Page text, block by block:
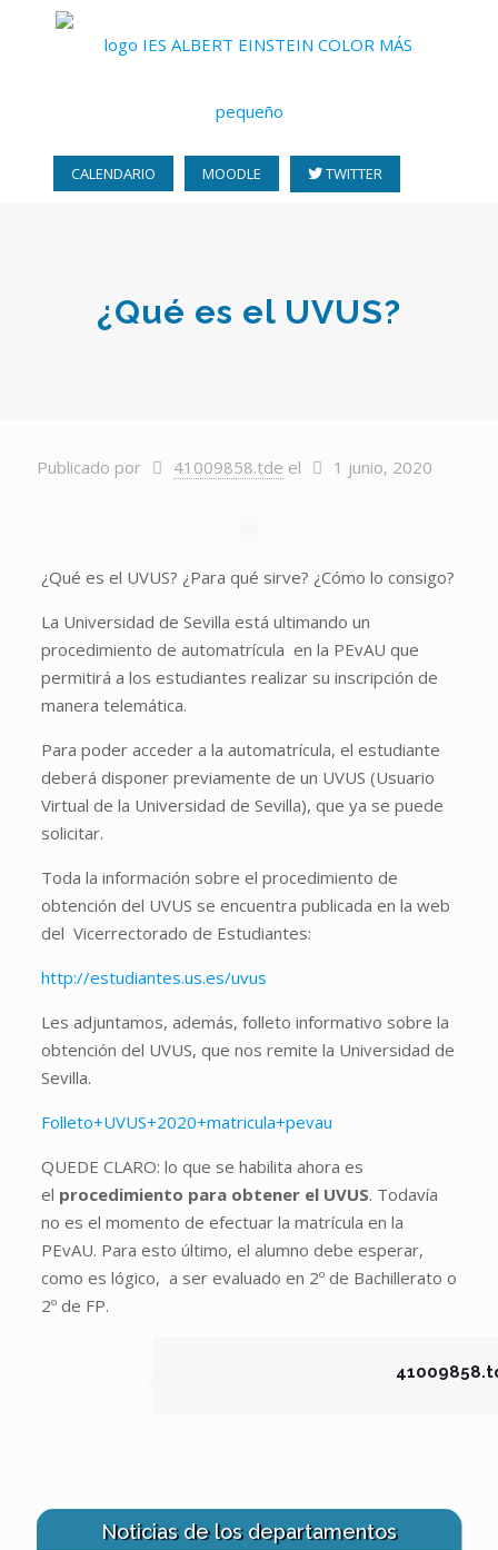
CALENDARIO MOODLE TWITTER
¿Qué es el UVUS?
Publicado por 41009858.tde el 1 junio, 2020
¿Qué es el UVUS? ¿Para qué sirve? ¿Cómo lo consigo?
La Universidad de Sevilla está ultimando un
procedimiento de automatrícula en la PEvAU que
permitirá a los estudiantes realizar su inscripción de
manera telemática.
Para poder acceder a la automatrícula, el estudiante
deberá disponer previamente de un UVUS (Usuario
Virtual de la Universidad de Sevilla), que ya se puede
solicitar.
Toda la información sobre el procedimiento de
obtención del UVUS se encuentra publicada en la web
del Vicerrectorado de Estudiantes:
http://estudiantes.us.es/uvus
Les adjuntamos, además, folleto informativo sobre la
obtención del UVUS, que nos remite la Universidad de
Sevilla.
Folleto+UVUS+2020+matricula+pevau
QUEDE CLARO: lo que se habilita ahora es
el procedimiento para obtener el UVUS. Todavía
no es el momento de efectuar la matrícula en la
PEvAU. Para esto último, el alumno debe esperar,
como es lógico, a ser evaluado en 2º de Bachillerato o
2º de FP.
Noticias de los departamentos